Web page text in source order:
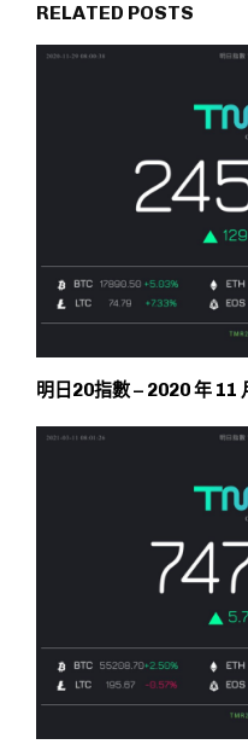
RELATED POSTS
明日20指數 – 2020 年 11